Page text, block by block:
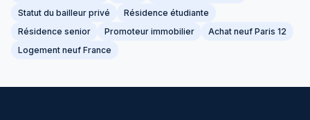
Statut du bailleur privé
Résidence étudiante
Résidence senior
Promoteur immobilier
Achat neuf Paris 12
Logement neuf France